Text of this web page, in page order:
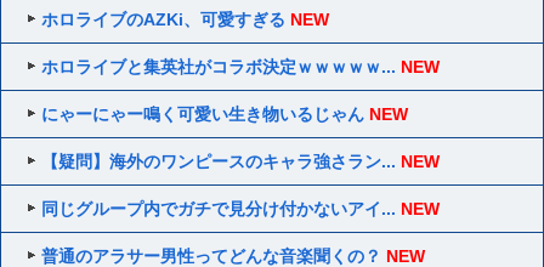
ホロライブのAZKi、可愛すぎる NEW
ホロライブと集英社がコラボ決定ｗｗｗｗｗ... NEW
にゃーにゃー鳴く可愛い生き物いるじゃん NEW
【疑問】海外のワンピースのキャラ強さラン... NEW
同じグループ内でガチで見分け付かないアイ... NEW
普通のアラサー男性ってどんな音楽聞くの？ NEW